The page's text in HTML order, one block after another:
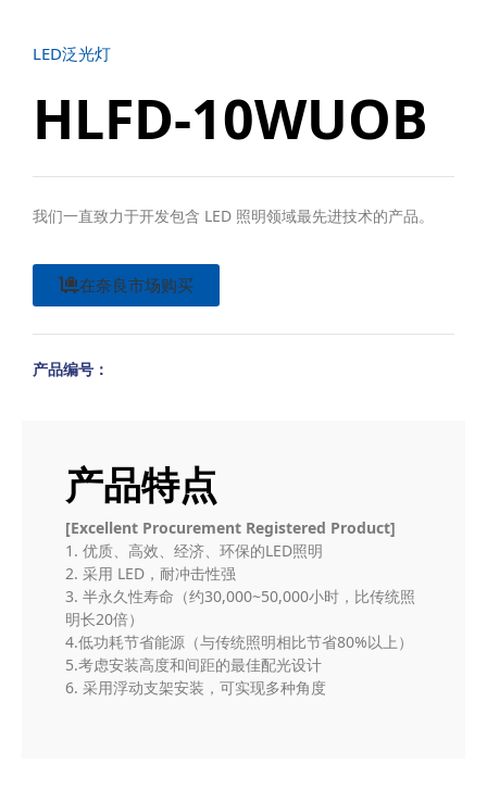
LED泛光灯
HLFD-10WUOB
我们一直致力于开发包含 LED 照明领域最先进技术的产品。
在奈良市场购买
产品编号：
产品特点
[Excellent Procurement Registered Product]
1. 优质、高效、经济、环保的LED照明
2. 采用 LED，耐冲击性强
3. 半永久性寿命（约30,000~50,000小时，比传统照
明长20倍）
4.低功耗节省能源（与传统照明相比节省80%以上）
5.考虑安装高度和间距的最佳配光设计
6. 采用浮动支架安装，可实现多种角度